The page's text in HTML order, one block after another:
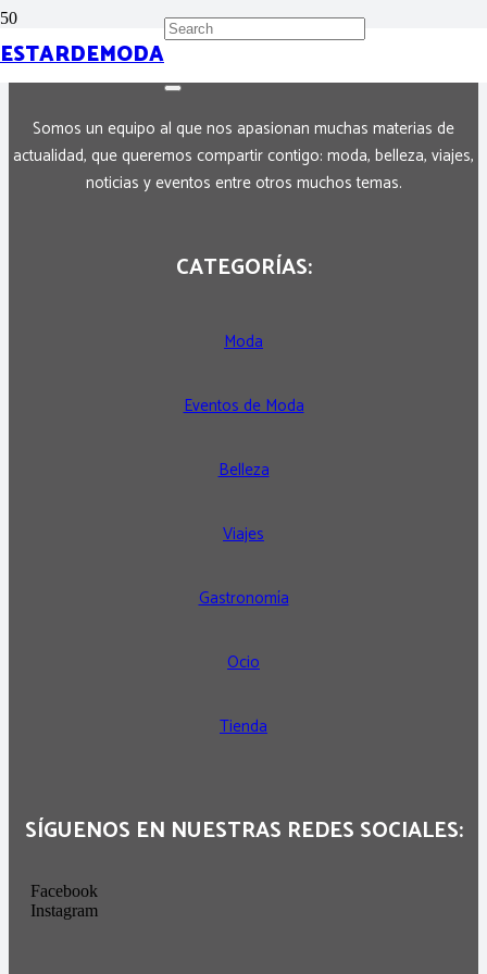
ESTARDEMODASOBRE NOSOTROS:
Somos un equipo al que nos apasionan muchas materias de
actualidad, que queremos compartir contigo: moda, belleza, viajes,
noticias y eventos entre otros muchos temas.
CATEGORÍAS:
Moda
Eventos de Moda
Belleza
Viajes
Gastronomía
Ocio
Tienda
SÍGUENOS EN NUESTRAS REDES SOCIALES:
Facebook
Instagram